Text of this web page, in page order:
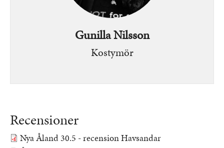
Gunilla Nilsson
Kostymör
Recensioner
Dokument
Nya Åland 30.5 - recension Havsandar